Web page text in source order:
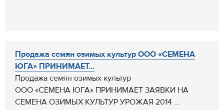
Продажа семян озимых культур ООО «СЕМЕНА
ЮГА» ПРИНИМАЕТ...
Продажа семян озимых культур
ООО «СЕМЕНА ЮГА» ПРИНИМАЕТ ЗАЯВКИ НА
СЕМЕНА ОЗИМЫХ КУЛЬТУР УРОЖАЯ 2014 ...